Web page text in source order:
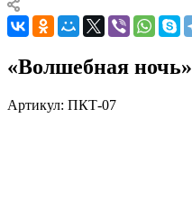
«Волшебная ночь»
Артикул: ПКТ-07